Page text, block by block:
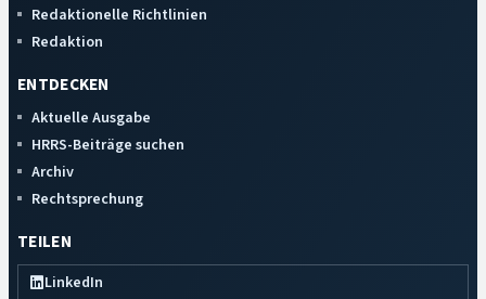
Redaktionelle Richtlinien
Redaktion
ENTDECKEN
Aktuelle Ausgabe
HRRS-Beiträge suchen
Archiv
Rechtsprechung
TEILEN
LinkedIn